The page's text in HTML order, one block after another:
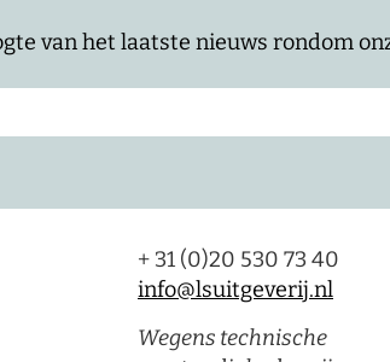
van het laatste nieuws rondom
+ 31 (0)20 530 73 40
info@lsuitgeverij.nl
Wegens technische